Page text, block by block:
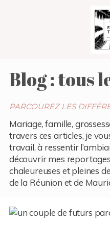
Blog : tous
PARCOUREZ LES
Mariage, famille,
travers ces articles, je
travail, à ressentir
découvrir mes
chaleureuses et pleines
de la Réunion et de